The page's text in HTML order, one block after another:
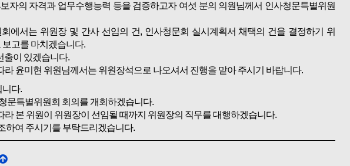
자의 자격과 업무수행능력 등을 검증하고자 여섯 분의 의원님께서 인사청문특별위원
에서는 위원장 및 간사 선임의 건, 인사청문회 실시계획서 채택의 건을 결정하기 위
고를 마치겠습니다.
출이 있겠습니다.
라 윤미현 위원님께서는 위원장석으로 나오셔서 진행을 맡아 주시기 바랍니다.
다.
문특별위원회 회의를 개회하겠습니다.
본 위원이 위원장이 선임될 때까지 위원장의 직무를 대행하겠습니다.
하여 주시기를 부탁드리겠습니다.